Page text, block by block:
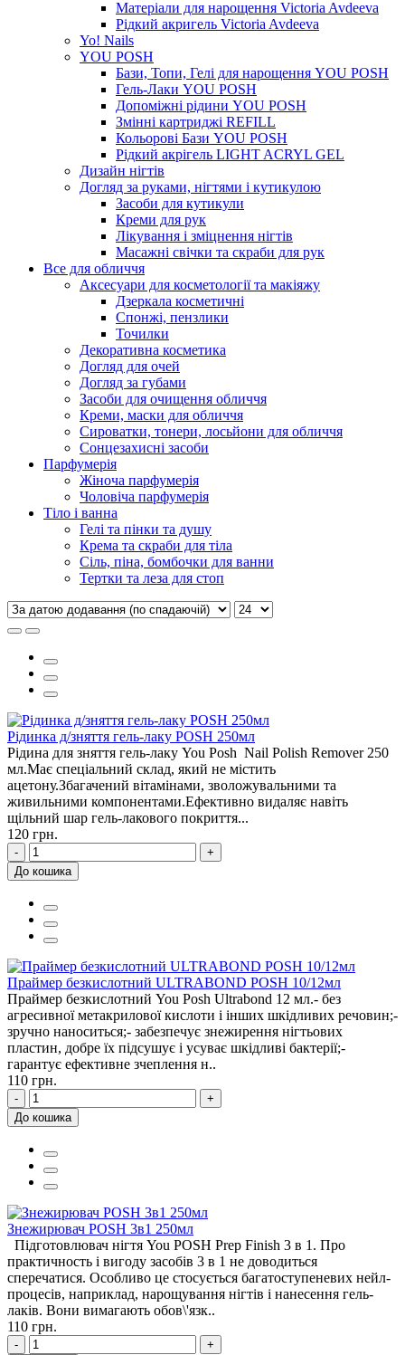
Матеріали для нарощення Victoria Avdeeva
Рідкий акригель Victoria Avdeeva
Yo! Nails
YOU POSH
Бази, Топи, Гелі для нарощення YOU POSH
Гель-Лаки YOU POSH
Допоміжні рідини YOU POSH
Змінні картриджі REFILL
Кольорові Бази YOU POSH
Рідкий акрігель LIGHT ACRYL GEL
Дизайн нігтів
Догляд за руками, нігтями і кутикулою
Засоби для кутикули
Креми для рук
Лікування і зміцнення нігтів
Масажні свічки та скраби для рук
Все для обличчя
Аксесуари для косметології та макіяжу
Дзеркала косметичні
Спонжі, пензлики
Точилки
Декоративна косметика
Догляд для очей
Догляд за губами
Засоби для очищення обличчя
Креми, маски для обличчя
Сироватки, тонери, лосьйони для обличчя
Сонцезахисні засоби
Парфумерія
Жіноча парфумерія
Чоловіча парфумерія
Тіло і ванна
Гелі та пінки та душу
Крема та скраби для тіла
Сіль, піна, бомбочки для ванни
Тертки та леза для стоп
Рідинка д/зняття гель-лаку POSH 250мл
Рідина для зняття гель-лаку You Posh Nail Polish Remover 250
мл.Має спеціальний склад, який не містить
ацетону.Збагачений вітамінами, зволожувальними та
живильними компонентами.Ефективно видаляє навіть
щільний шар гель-лакового покриття...
120 грн.
-
+
До кошика
Праймер безкислотний ULTRABOND POSH 10/12мл
Праймер безкислотний You Posh Ultrabond 12 мл.- без
агресивної метакрилової кислоти і інших шкідливих речовин;-
зручно наноситься;- забезпечує знежирення нігтьових
пластин, добре їх підсушує і усуває шкідливі бактерії;-
гарантує ефективне зчеплення н..
110 грн.
-
+
До кошика
Знежирювач POSH 3в1 250мл
Підготовлювач нігтя You POSH Prep Finish 3 в 1. Про
практичность і вигоду засобів 3 в 1 не доводиться
сперечатися. Особливо це стосується багатоступеневих нейл-
процесів, наприклад, нарощування нігтів і нанесення гель-
лаків. Вони вимагають обов\'язк..
110 грн.
-
+